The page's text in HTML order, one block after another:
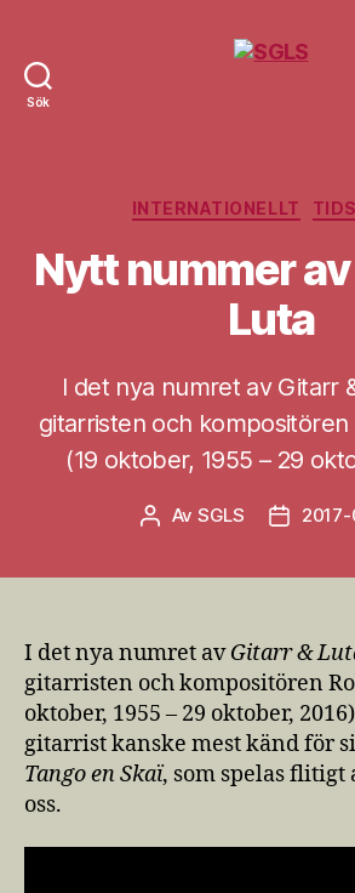
Sök
INTERNATIONELLT
Nytt nummer
Luta
I det nya numret av Gitarr
gitarristen och kompositören
(19 oktober, 1955 – 29
Inläggsförfattare
Av SGLS
I det nya numret avGitarr &
gitarristen och kompositören
oktober, 1955 – 29 oktober,
gitarrist kanske mest känd för
Tango en Skaï, som spelas flitigt
oss.